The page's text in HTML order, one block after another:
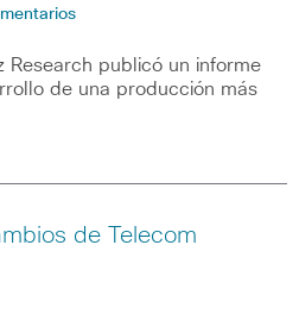
Research publicó un informe
de una producción más
de Telecom